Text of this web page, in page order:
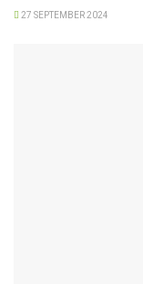
27 SEPTEMBER 2024